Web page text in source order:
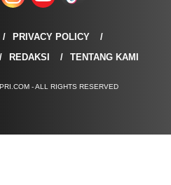
PRIVACY POLICY
REDAKSI TENTANG KAMI
- ALL RIGHTS RESERVED